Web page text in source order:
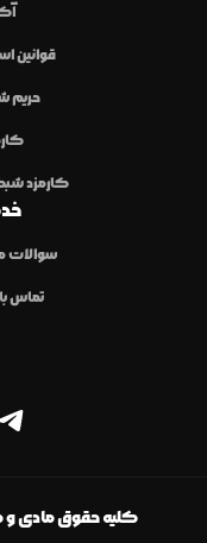
قوانین
حریم
کارمزد
سوالات
تماس
کلیه حقوق مادی و